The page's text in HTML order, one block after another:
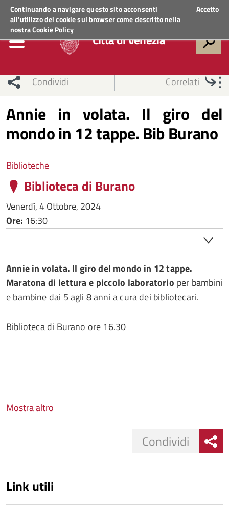
Continuando a navigare questo sito acconsenti
all'utilizzo dei cookie sul browser come descritto nella
nostraCookie Policy
Accetto
Regione VenetoACCEDI AI SERVIZI
Città di Venezia
Condividi Correlati
Annie in volata. Il giro del
mondo in 12 tappe. Bib Burano
Biblioteche
Biblioteca di Burano
Venerdì, 4 Ottobre, 2024
Ore: 16:30
Annie in volata. Il giro del mondo in 12 tappe.
Maratona di lettura e piccolo laboratorio per bambini
e bambine dai 5 agli 8 anni a cura dei bibliotecari.
Biblioteca di Burano ore 16.30
Mostra altro
Condividi
Link utili